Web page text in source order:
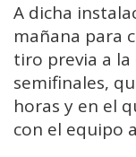
A dicha
mañana para
tiro previa a
semifinales,
horas y en el
con el equipo